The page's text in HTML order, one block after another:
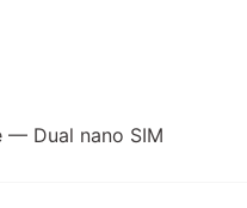
— Dual nano SIM